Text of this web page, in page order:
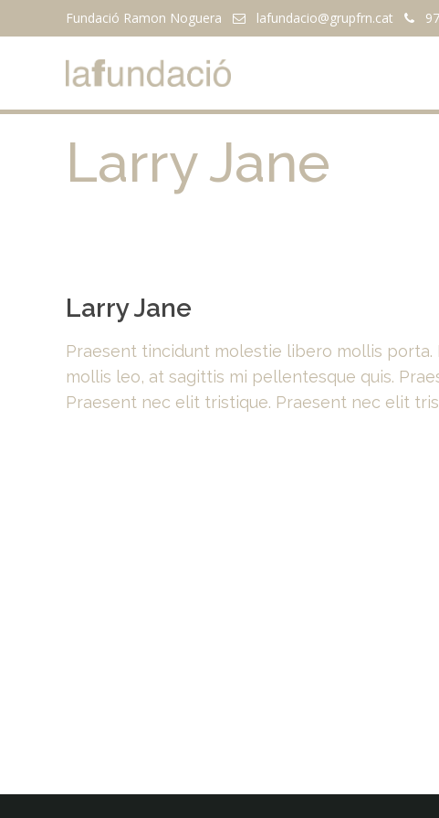
Fundació Ramon Noguera lafundacio@grupfrn.cat
Larry Jane
Larry Jane
Praesent tincidunt molestie libero mollis porta.
mollis leo, at sagittis mi pellentesque quis.
Praesent nec elit tristique. Praesent nec elit